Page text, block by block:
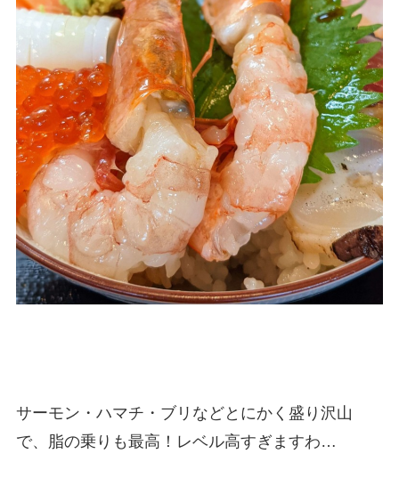
サーモン・ハマチ・ブリなどとにかく盛り沢山
で、脂の乗りも最高！レベル高すぎますわ…